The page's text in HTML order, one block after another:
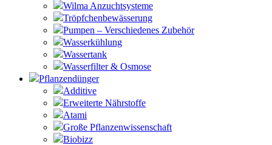
Wilma Anzuchtsysteme
Tröpfchenbewässerung
Pumpen – Verschiedenes Zubehör
Wasserkühlung
Wassertank
Wasserfilter & Osmose
Pflanzendünger
Additive
Erweiterte Nährstoffe
Atami
Große Pflanzenwissenschaft
Biobizz